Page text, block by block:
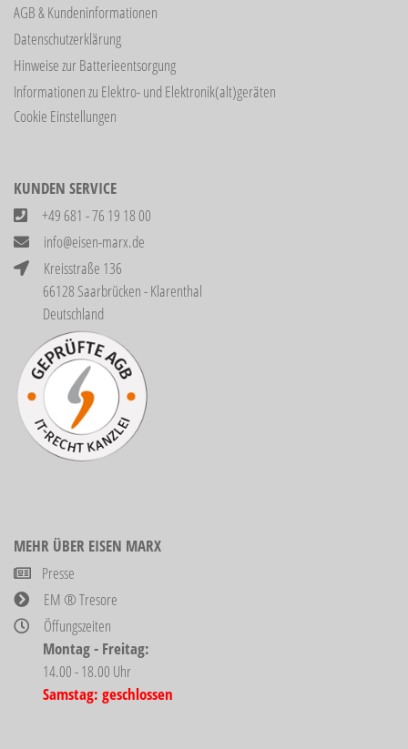
AGB & Kundeninformationen
Datenschutzerklärung
Hinweise zur Batterieentsorgung
Informationen zu Elektro- und Elektronik(alt)geräten
Cookie Einstellungen
KUNDEN SERVICE
+49 681 - 76 19 18 00
info@eisen-marx.de
Kreisstraße 136
66128 Saarbrücken - Klarenthal
Deutschland
MEHR ÜBER EISEN MARX
Presse
EM ® Tresore
Öffungszeiten
Montag - Freitag:
14.00 - 18.00 Uhr
Samstag: geschlossen